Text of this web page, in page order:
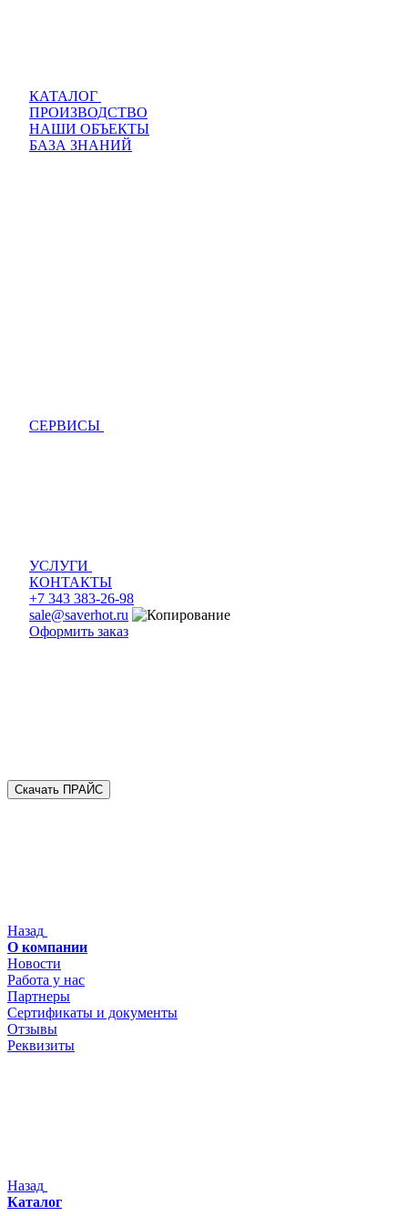
КАТАЛОГ
ПРОИЗВОДСТВО
НАШИ ОБЪЕКТЫ
БАЗА ЗНАНИЙ
СЕРВИСЫ
УСЛУГИ
КОНТАКТЫ
+7 343 383-26-98
sale@saverhot.ru
Оформить заказ
Скачать ПРАЙС
Назад
О компании
Новости
Работа у нас
Партнеры
Сертификаты и документы
Отзывы
Реквизиты
Назад
Каталог